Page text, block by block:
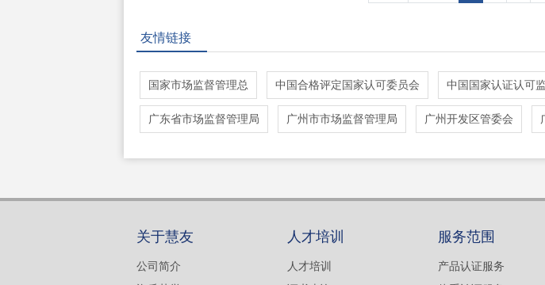
友情链接
国家市场监督管理总 中国合格评定国家认可委员会 中国国家认证认可
广东省市场监督管理局 广州市市场监督管理局 广州开发区管委会
关于慧友
公司简介
人才培训
人才培训
服务范围
产品认证服务